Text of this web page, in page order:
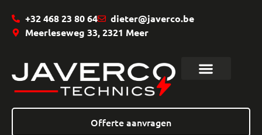
+32 468 23 80 64
dieter@javerco.be
Meerleseweg 33, 2321 Meer
Offerte aanvragen